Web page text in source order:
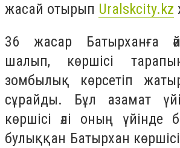
жасай отырып Uralskcity.kz
36 жасар Батырханға
шалып, көршісі
зомбылық көрсетіп
сұрайды. Бұл азамат
көршісі әлі оның үйінде
булыққан Батырхан